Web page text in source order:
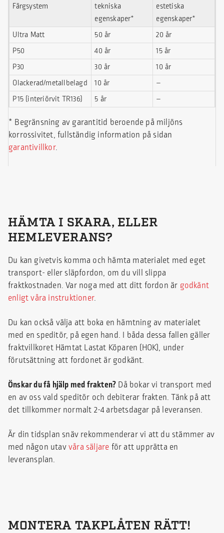
Färgsystem
tekniska
egenskaper*
estetiska
egenskaper*
Ultra Matt
50 år
20 år
P50
40 år
15 år
P30
30 år
10 år
Olackerad/metallbelagd
10 år
–
P15 (interiörvit TR136)
5 år –
* Begränsning av garantitid beroende på miljöns
korrossivitet, fullständig information på sidan
garantivillkor.
HÄMTA I SKARA, ELLER
HEMLEVERANS?
Du kan givetvis komma och hämta materialet med eget
transport- eller släpfordon, om du vill slippa
fraktkostnaden. Var noga med att ditt fordon är godkänt
enligt våra instruktioner.
Du kan också välja att boka en hämtning av materialet
med en speditör, på egen hand. I båda dessa fallen gäller
fraktvillkoret Hämtat Lastat Köparen (HOK), under
förutsättning att fordonet är godkänt.
Önskar du få hjälp med frakten? Då bokar vi transport med
en av oss vald speditör och debiterar frakten. Tänk på att
det tillkommer normalt 2-4 arbetsdagar på leveransen.
Är din tidsplan snäv rekommenderar vi att du stämmer av
med någon utavvåra säljare för att upprätta en
leveransplan.
MONTERA TAKPLÅTEN RÄTT!